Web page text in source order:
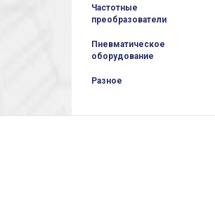
Частотные
преобразователи
Пневматическое
оборудование
Разное